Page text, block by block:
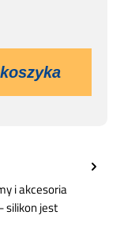
i akcesoria
silikon jest